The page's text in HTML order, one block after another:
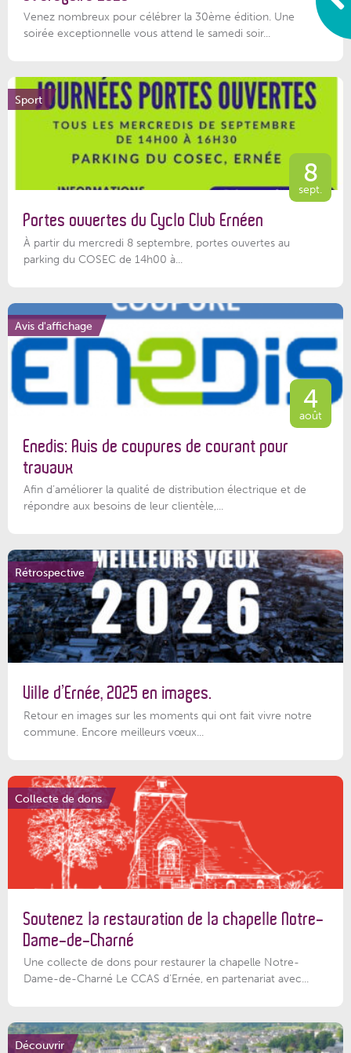
Venez nombreux pour célébrer la 30ème édition. Une
soirée exceptionnelle vous attend le samedi soir...
Sport
8
sept.
Portes ouvertes du Cyclo Club Ernéen
À partir du mercredi 8 septembre, portes ouvertes au
parking du COSEC de 14h00 à...
Avis d'affichage
4
août
Enedis: Avis de coupures de courant pour
travaux
Afin d’améliorer la qualité de distribution électrique et de
répondre aux besoins de leur clientèle,...
Rétrospective
Ville d’Ernée, 2025 en images.
Retour en images sur les moments qui ont fait vivre notre
commune. Encore meilleurs vœux...
Collecte de dons
Soutenez la restauration de la chapelle Notre-
Dame-de-Charné
Une collecte de dons pour restaurer la chapelle Notre-
Dame-de-Charné Le CCAS d’Ernée, en partenariat avec...
Découvrir